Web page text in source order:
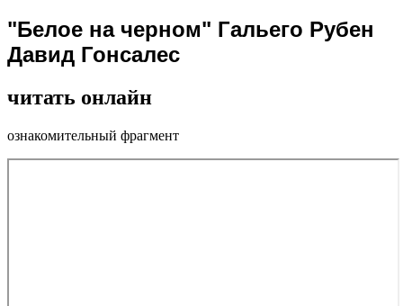
"Белое на черном" Гальего Рубен
Давид Гонсалес
читать онлайн
ознакомительный фрагмент